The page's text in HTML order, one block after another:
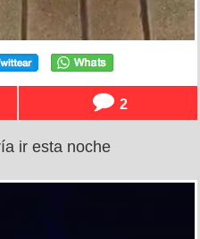
2
ir esta noche